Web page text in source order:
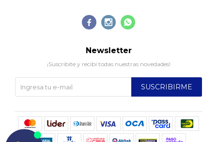
  
Newsletter
¡Suscribite y recibí todas nuestras novedades!
SUSCRIBIRME